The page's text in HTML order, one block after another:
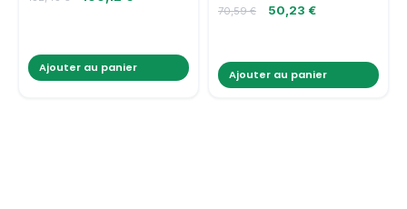
Ajouter au panier
Note
5.00
70,59€ 50,23 €
Ajouter au panier